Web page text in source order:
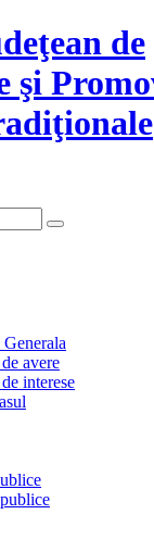
de
şi
Generala
avere
interese